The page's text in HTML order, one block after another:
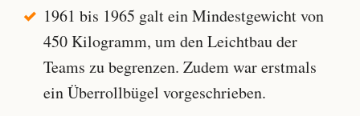
1961 bis 1965 galt ein Mindestgewicht von
450 Kilogramm, um den Leichtbau der
Teams zu begrenzen. Zudem war erstmals
ein Überrollbügel vorgeschrieben.